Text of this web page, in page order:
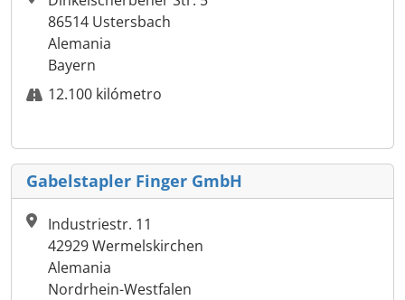
86514 Ustersbach
Alemania
Bayern
12.100 kilómetro
Gabelstapler Finger GmbH
Industriestr. 11
42929 Wermelskirchen
Alemania
Nordrhein-Westfalen